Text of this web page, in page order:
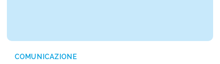
COMUNICAZIONE